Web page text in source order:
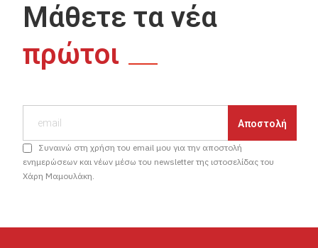
Μάθετε τα νέα
πρώτοι
Συναινώ στη χρήση του email μου για την αποστολή
ενημερώσεων και νέων μέσω του newsletter της ιστοσελίδας του
Χάρη Μαμουλάκη.